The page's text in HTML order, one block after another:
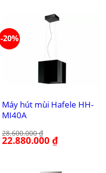
-20%
Máy hút mùi Hafele HH-
MI40A
28.600.000₫
Giá
gốc
22.880.000₫Giá
hiện